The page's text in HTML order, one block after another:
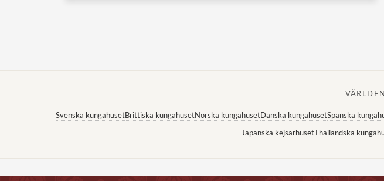
Svenska kungahusetBrittiska kungahusetNorska kungahusetDanska kungahusetSpanska
Japanska kejsarhusetThailändska